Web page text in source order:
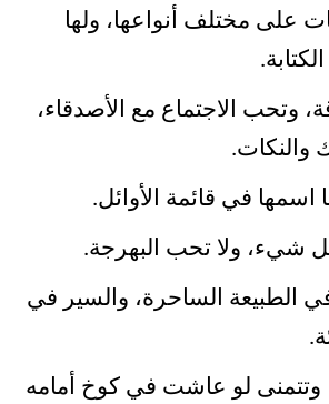
على مختلف أنواعها، ولها
وتحب الاجتماع مع الأصدقاء،
والنكات.
اسمها في قائمة الأوائل.
شيء، ولا تحب البهرجة.
الطبيعة الساحرة، والسير في
وتتمنى لو عاشت في كوخ أمامه